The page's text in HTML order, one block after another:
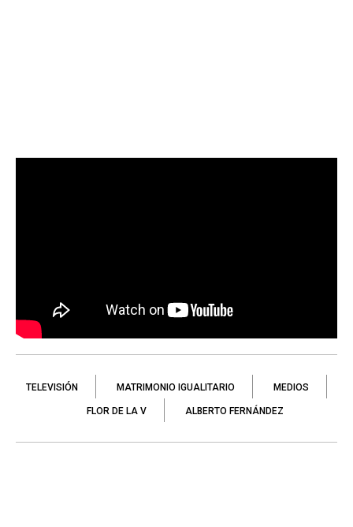
TELEVISIÓN MATRIMONIO IGUALITARIO MEDIOS
FLOR DE LA V ALBERTO FERNÁNDEZ